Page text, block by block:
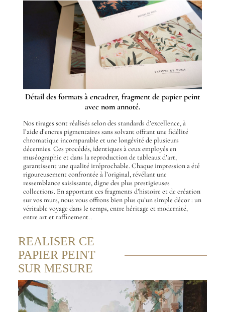
Détail des formats à encadrer, fragment de papier peint
avec nom annoté.
Nos tirages sont réalisés selon des standards d’excellence, à
l’aide d’encres pigmentaires sans solvant offrant une fidélité
chromatique incomparable et une longévité de plusieurs
décennies. Ces procédés, identiques à ceux employés en
muséographie et dans la reproduction de tableaux d’art,
garantissent une qualité irréprochable. Chaque impression a été
rigoureusement confrontée à l’original, révélant une
ressemblance saisissante, digne des plus prestigieuses
collections. En apportant ces fragments d’histoire et de création
sur vos murs, nous vous offrons bien plus qu’un simple décor : un
véritable voyage dans le temps, entre héritage et modernité,
entre art et raffinement..
REALISER CE
PAPIER PEINT
SUR MESURE